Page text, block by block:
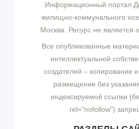
Информационный портал
жилищно-коммунального
Москва. Ресурс не
Все опубликованные
интеллектуальной
создателей – копирование
размещение без
индексируемой ссылки
rel="nofollow")